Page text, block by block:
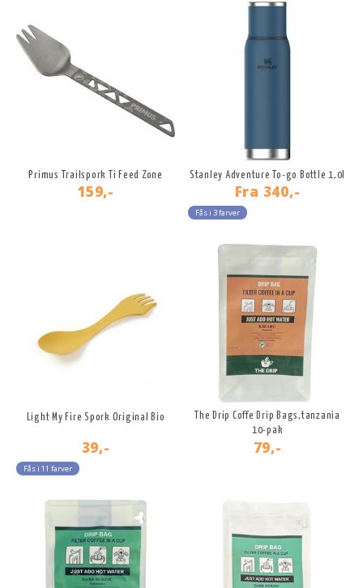
Primus Trailspork Ti Feed Zone
159,-
Stanley Adventure To-go Bottle 1,0l
Fra 340,-
Fås i 3 farver
Light My Fire Spork Original Bio
39,-
Fås i 11 farver
The Drip Coffe Drip Bags,tanzania
10-pak
79,-